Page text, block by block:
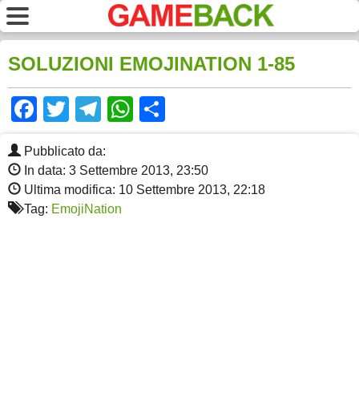
SOLUZIONI EMOJINATION 1-85
Facebook
TwitterTelegram
WhatsApp
Pubblicato da:
In data: 3 Settembre 2013, 23:50
Ultima modifica: 10 Settembre 2013, 22:18
Tag: EmojiNation